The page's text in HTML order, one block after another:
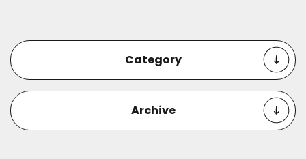
Category
Archive